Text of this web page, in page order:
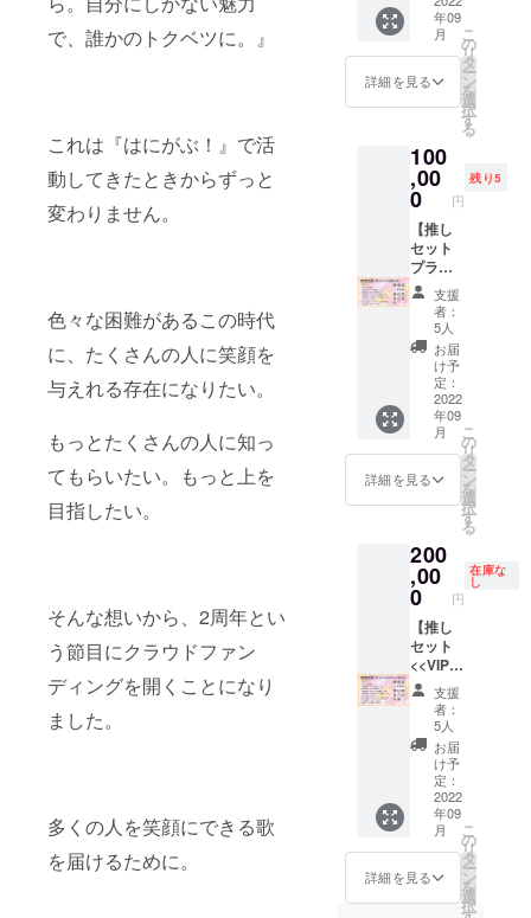
で、誰かのトクベツに。』
これは『はにがぶ！』で活
動してきたときからずっと
変わりません。
色々な困難があるこの時代
に、たくさんの人に笑顔を
与えれる存在になりたい。
もっとたくさんの人に知っ
てもらいたい。もっと上を
目指したい。
そんな想いから、2周年とい
う節目にクラウドファン
ディングを開くことになり
ました。
多くの人を笑顔にできる歌
を届けるために。
ワンマ
ンライ
ブ鑑賞
権 ・CF
・CF限
定仕
様 缶
バッチ
・CF限
定仕
様 ア
クリル
スタン
通） ・
お礼動
画（共
通） ・
オリジ
ナルボ
（共
通） ・
CF限
定 デ
ジタル
壁紙
（サイ
ン入
り） ・
CF限
定 ス
テッ
カー ・
ワンマ
ンライ
ブ鑑賞
権 ・CF
限定仕
様 T
シャツ
定仕
様 缶
バッチ
・CF限
定仕
様 ア
クリル
スタン
ド ・CF
限定仕
様
チェキ
風クリ
アシー
ト ・ラ
イブエ
ンド
ロール
クレ
ジット
年09
月
詳細を見る
こ
の
リ
タ
ー
ン
を
選
択
す
る
100
,00
0 円
残り5
【推し
セット
プラン-
限定１
０名-】
・活動
報告 ・
お手紙
（共
通） ・
お礼動
画（共
通） ・
オリジ
ナルボ
イス
通） ・
CF限
定 デ
ジタル
壁紙
（サイ
ン入
り） ・
CF限
定 ス
テッ
カー ・
ワンマ
ンライ
ブ鑑賞
権 ・CF
限定仕
様 T
シャツ
（直筆
支援
者：
5人
お届
け予
定：
2022
年09
月
詳細を見る
こ
の
リ
タ
ー
ン
を
選
択
す
る
200
,00
0 円
在庫な
し
【推し
セット
<<VIP>
>プラ
ン- 限定
５名-】
・活動
報告 ・
お手紙
（共
通） ・
お礼動
画（共
通） ・
オリジ
ナルボ
支援
者：
5人
お届
け予
定：
2022
年09
月
詳細を見る
こ
の
リ
タ
ー
ン
を
選
択